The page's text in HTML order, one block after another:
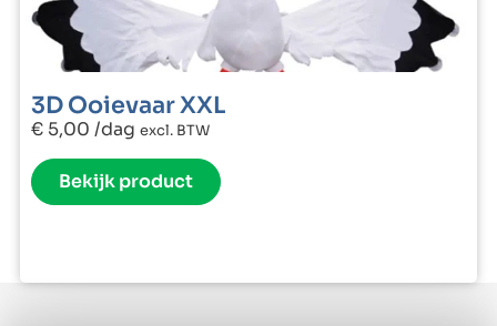
3D Ooievaar XXL
€5,00 /dag excl. BTW
Bekijk product